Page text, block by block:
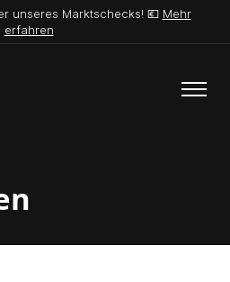
unseres Marktschecks! 💶 Mehr
erfahren